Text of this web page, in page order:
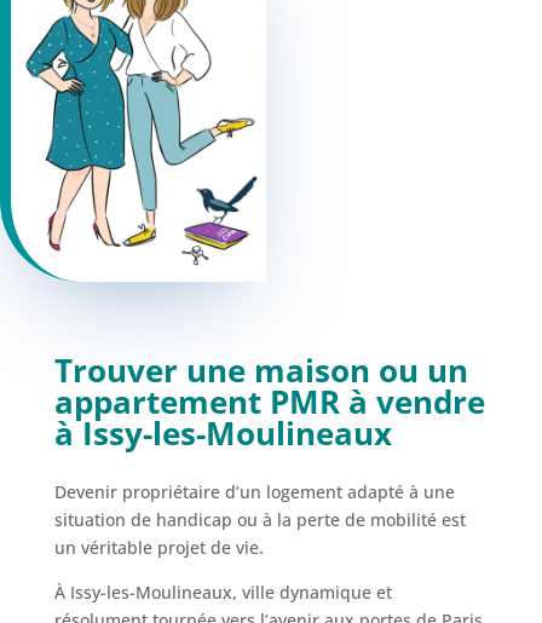
Trouver une maison ou un
appartement PMR à vendre
à Issy-les-Moulineaux
Devenir propriétaire d’un logement adapté à une
situation de handicap ou à la perte de mobilité est
un véritable projet de vie.
À Issy-les-Moulineaux, ville dynamique et